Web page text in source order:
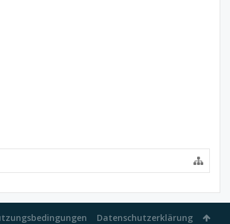
Datenschutzerklärung